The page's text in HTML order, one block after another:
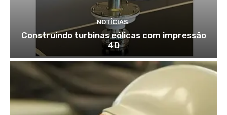
NOTÍCIAS
Construindo turbinas eólicas com impressão
4D